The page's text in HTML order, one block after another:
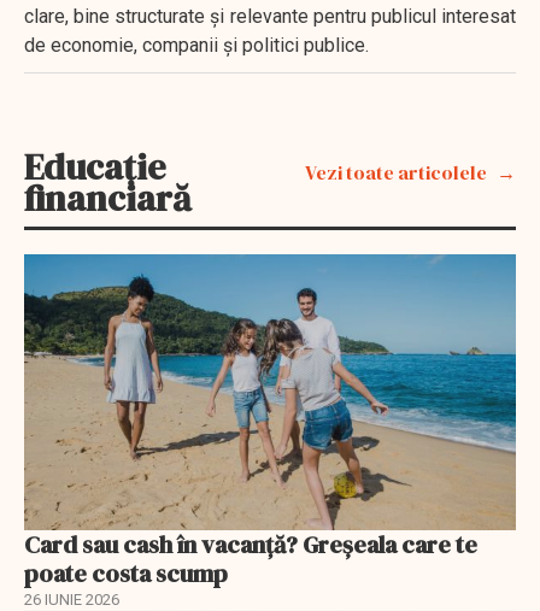
clare, bine structurate și relevante pentru publicul interesat
de economie, companii și politici publice.
Educație
financiară
Vezi toate articolele
Card sau cash în vacanță? Greșeala care te
poate costa scump
26 IUNIE 2026